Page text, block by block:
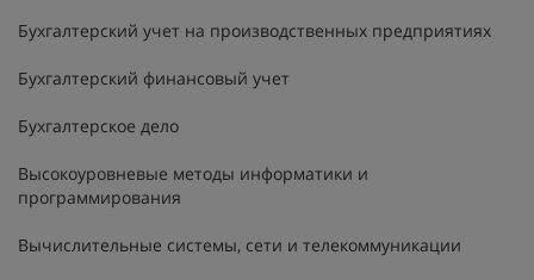
Бухгалтерский учет на производственных предприятиях
Бухгалтерский финансовый учет
Бухгалтерское дело
Высокоуровневые методы информатики и
программирования
Вычислительные системы, сети и телекоммуникации